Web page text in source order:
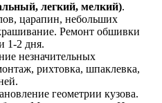
легкий, мелкий).
царапин, небольших
Ремонт обшивки
1-2 дня.
незначительных
рихтовка, шпаклевка,
геометрии кузова.